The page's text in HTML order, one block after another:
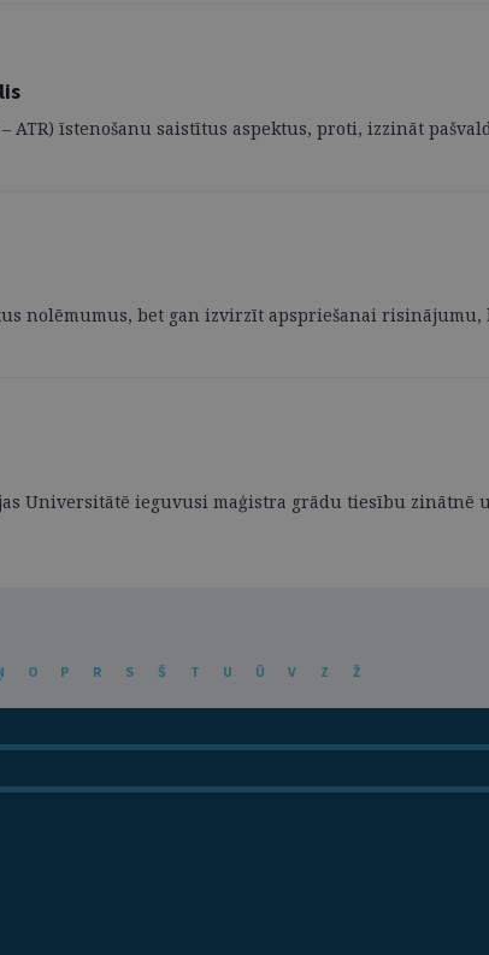
īstenošanu saistītus aspektus, proti, izzināt
nolēmumus, bet gan izvirzīt apspriešanai
Universitātē ieguvusi maģistra grādu tiesību
O P R S Š T U Ū V Z Ž